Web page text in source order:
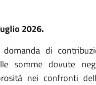
2026.
di
somme dovute
nei confronti